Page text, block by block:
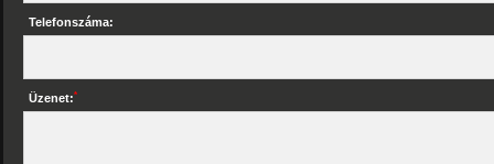
Telefonszáma:
Üzenet:*